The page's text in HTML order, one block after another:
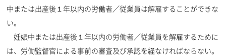
中または出産後１年以内の労働者／従業員は解雇することができな
い。
妊娠中または出産後１年以内の労働者／従業員を解雇するために
は、労働監督官による事前の審査及び承認を経なければならない。